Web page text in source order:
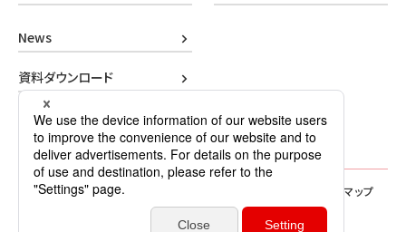
News
資料ダウンロード
お問い合わせ
企業情報 研磨ラボ サイトマップ
Copyright© 2026 Mipox Corporation All Rights Reserved.